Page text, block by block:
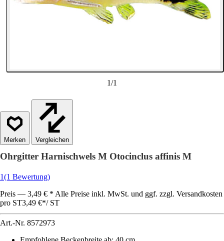
1/1
Vergleichen
Ohrgitter Harnischwels M Otocinclus affinis M
1(1 Bewertung)
Preis — 3,49 € * Alle Preise inkl. MwSt. und ggf. zzgl. Versandkosten
pro ST3,49 €*/ ST
Art.-Nr. 8572973